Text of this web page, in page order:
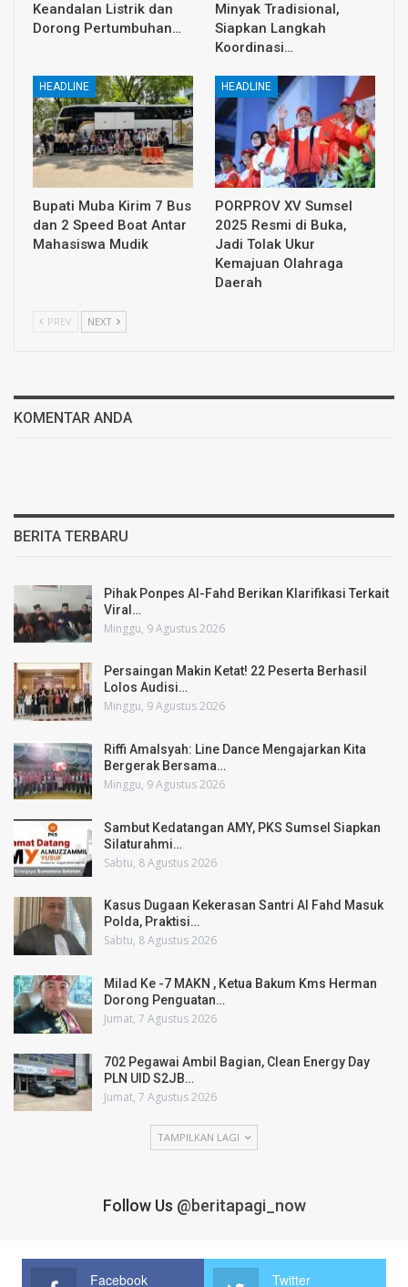
Keandalan Listrik dan
Dorong Pertumbuhan…
Minyak Tradisional,
Siapkan Langkah
Koordinasi…
HEADLINE
Bupati Muba Kirim 7 Bus
dan 2 Speed Boat Antar
Mahasiswa Mudik
HEADLINE
PORPROV XV Sumsel
2025 Resmi di Buka,
Jadi Tolak Ukur
Kemajuan Olahraga
Daerah
PREV NEXT
KOMENTAR ANDA
BERITA TERBARU
Pihak Ponpes Al-Fahd Berikan Klarifikasi Terkait
Viral…
Minggu, 9 Agustus 2026
Persaingan Makin Ketat! 22 Peserta Berhasil
Lolos Audisi…
Minggu, 9 Agustus 2026
Riffi Amalsyah: Line Dance Mengajarkan Kita
Bergerak Bersama…
Minggu, 9 Agustus 2026
Sambut Kedatangan AMY, PKS Sumsel Siapkan
Silaturahmi…
Sabtu, 8 Agustus 2026
Kasus Dugaan Kekerasan Santri Al Fahd Masuk
Polda, Praktisi…
Sabtu, 8 Agustus 2026
Milad Ke -7 MAKN , Ketua Bakum Kms Herman
Dorong Penguatan…
Jumat, 7 Agustus 2026
702 Pegawai Ambil Bagian, Clean Energy Day
PLN UID S2JB…
Jumat, 7 Agustus 2026
TAMPILKAN LAGI
Follow Us @beritapagi_now
Facebook Twitter